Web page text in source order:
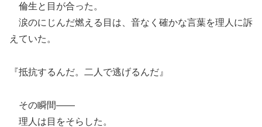
倫生と目が合った。
涙のにじんだ燃える目は、音なく確かな言葉を理人に訴
えていた。
『抵抗するんだ。二人で逃げるんだ』
その瞬間――
理人は目をそらした。